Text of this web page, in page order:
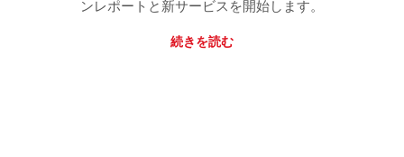
ンレポートと新サービスを開始します。
続きを読む